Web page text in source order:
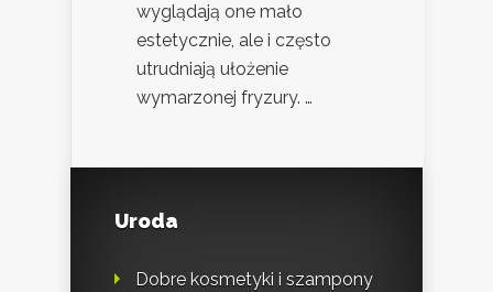
wyglądają one mało
estetycznie, ale i często
utrudniają ułożenie
wymarzonej fryzury. …
Uroda
Dobre kosmetyki i szampony